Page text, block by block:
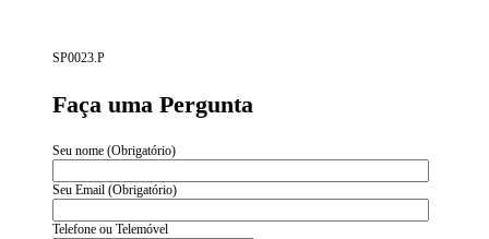
SP0023.P
Faça uma Pergunta
Seu nome (Obrigatório)
Seu Email (Obrigatório)
Telefone ou Telemóvel